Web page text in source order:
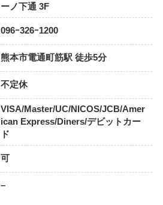
ーノ下通 3F
096ｰ326ｰ1200
熊本市電通町筋駅 徒歩5分
不定休
VISA/Master/UC/NICOS/JCB/Amer
ican Express/Diners/デビットカー
ド
可
–